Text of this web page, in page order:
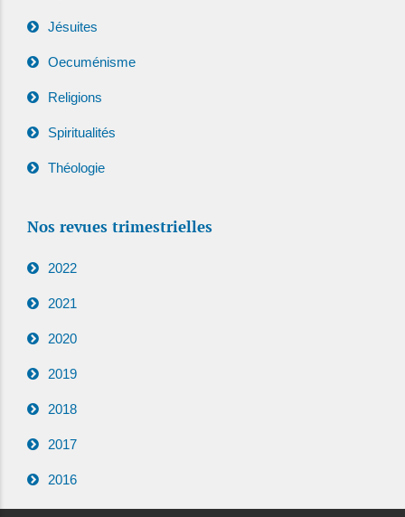
Jésuites
Oecuménisme
Religions
Spiritualités
Théologie
Nos revues trimestrielles
2022
2021
2020
2019
2018
2017
2016